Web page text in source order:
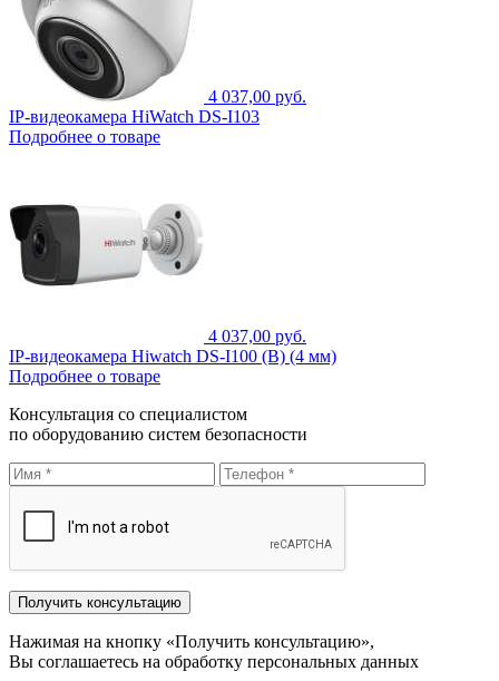
4 037,00 руб.
IP-видеокамера HiWatch DS-I103
Подробнее о товаре
4 037,00 руб.
IP-видеокамера Hiwatch DS-I100 (B) (4 мм)
Подробнее о товаре
Консультация со специалистом
по оборудованию систем безопасности
Нажимая на кнопку «Получить консультацию»,
Вы соглашаетесь на обработку персональных данных